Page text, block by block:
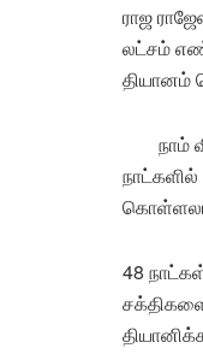
ராஜ
லட்சம்
தியானம்
நாம்
48